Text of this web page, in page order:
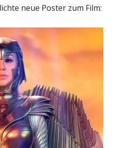
neue Poster zum Film: